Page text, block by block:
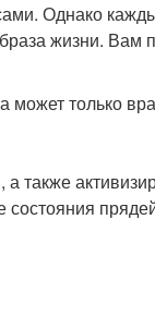
Однако
жизни. Вам
может только
также